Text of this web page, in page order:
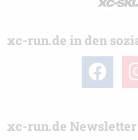
xc-run.de in den
facebook
xc-run.de